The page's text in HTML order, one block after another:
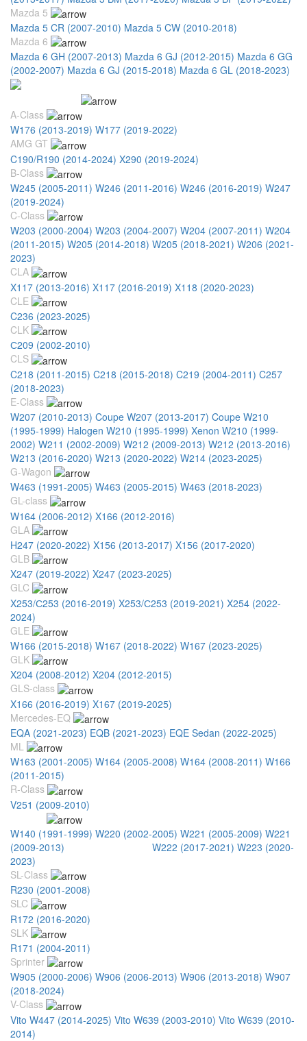
Mazda 5
Mazda 5 CR (2007-2010) Mazda 5 CW (2010-2018)
Mazda 6
Mazda 6 GH (2007-2013) Mazda 6 GJ (2012-2015) Mazda 6 GG
(2002-2007) Mazda 6 GJ (2015-2018) Mazda 6 GL (2018-2023)
A-Class
W176 (2013-2019) W177 (2019-2022)
AMG GT
C190/R190 (2014-2024) X290 (2019-2024)
B-Class
W245 (2005-2011) W246 (2011-2016) W246 (2016-2019) W247
(2019-2024)
C-Class
W203 (2000-2004) W203 (2004-2007) W204 (2007-2011) W204
(2011-2015) W205 (2014-2018) W205 (2018-2021) W206 (2021-
2023)
CLA
X117 (2013-2016) X117 (2016-2019) X118 (2020-2023)
CLE
C236 (2023-2025)
CLK
С209 (2002-2010)
CLS
C218 (2011-2015) C218 (2015-2018) C219 (2004-2011) C257
(2018-2023)
E-Class
W207 (2010-2013) Coupe W207 (2013-2017) Coupe W210
(1995-1999) Halogen W210 (1995-1999) Xenon W210 (1999-
2002) W211 (2002-2009) W212 (2009-2013) W212 (2013-2016)
W213 (2016-2020) W213 (2020-2022) W214 (2023-2025)
G-Wagon
W463 (1991-2005) W463 (2005-2015) W463 (2018-2023)
GL-class
W164 (2006-2012) X166 (2012-2016)
GLA
H247 (2020-2022) X156 (2013-2017) X156 (2017-2020)
GLB
X247 (2019-2022) X247 (2023-2025)
GLC
X253/С253 (2016-2019) X253/С253 (2019-2021) X254 (2022-
2024)
GLE
W166 (2015-2018) W167 (2018-2022) W167 (2023-2025)
GLK
X204 (2008-2012) X204 (2012-2015)
GLS-class
X166 (2016-2019) X167 (2019-2025)
Mercedes-EQ
EQA (2021-2023) EQB (2021-2023) EQE Sedan (2022-2025)
ML
W163 (2001-2005) W164 (2005-2008) W164 (2008-2011) W166
(2011-2015)
R-Class
V251 (2009-2010)
W140 (1991-1999) W220 (2002-2005) W221 (2005-2009) W221
(2009-2013)
W222 (2017-2021) W223 (2020-
2023)
SL-Class
R230 (2001-2008)
SLC
R172 (2016-2020)
SLK
R171 (2004-2011)
Sprinter
W905 (2000-2006) W906 (2006-2013) W906 (2013-2018) W907
(2018-2024)
V-Class
Vito W447 (2014-2025) Vito W639 (2003-2010) Vito W639 (2010-
2014)